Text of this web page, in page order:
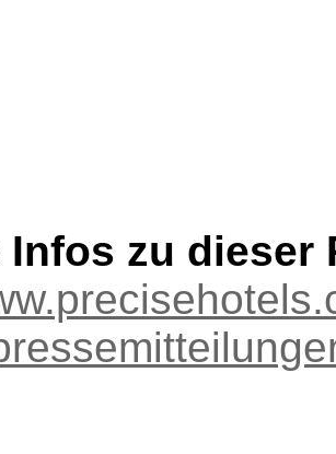
Infos zu dieser